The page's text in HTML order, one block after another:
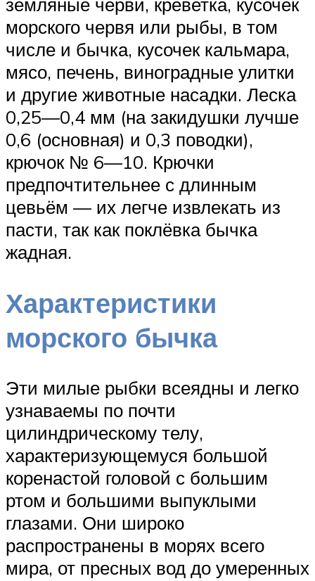
морского червя или рыбы, в том
числе и бычка, кусочек кальмара,
мясо, печень, виноградные улитки
и другие животные насадки. Леска
0,25—0,4 мм (на закидушки лучше
0,6 (основная) и 0,3 поводки),
крючок № 6—10. Крючки
предпочтительнее с длинным
цевьём — их легче извлекать из
пасти, так как поклёвка бычка
жадная.
Характеристики
морского бычка
Эти милые рыбки всеядны и легко
узнаваемы по почти
цилиндрическому телу,
характеризующемуся большой
коренастой головой с большим
ртом и большими выпуклыми
глазами. Они широко
распространены в морях всего
мира, от пресных вод до умеренных